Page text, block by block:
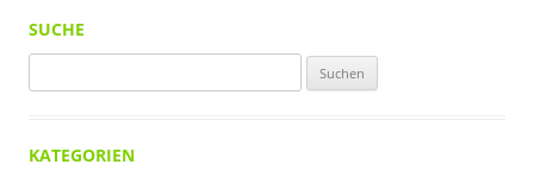
SUCHE
nach:
KATEGORIEN